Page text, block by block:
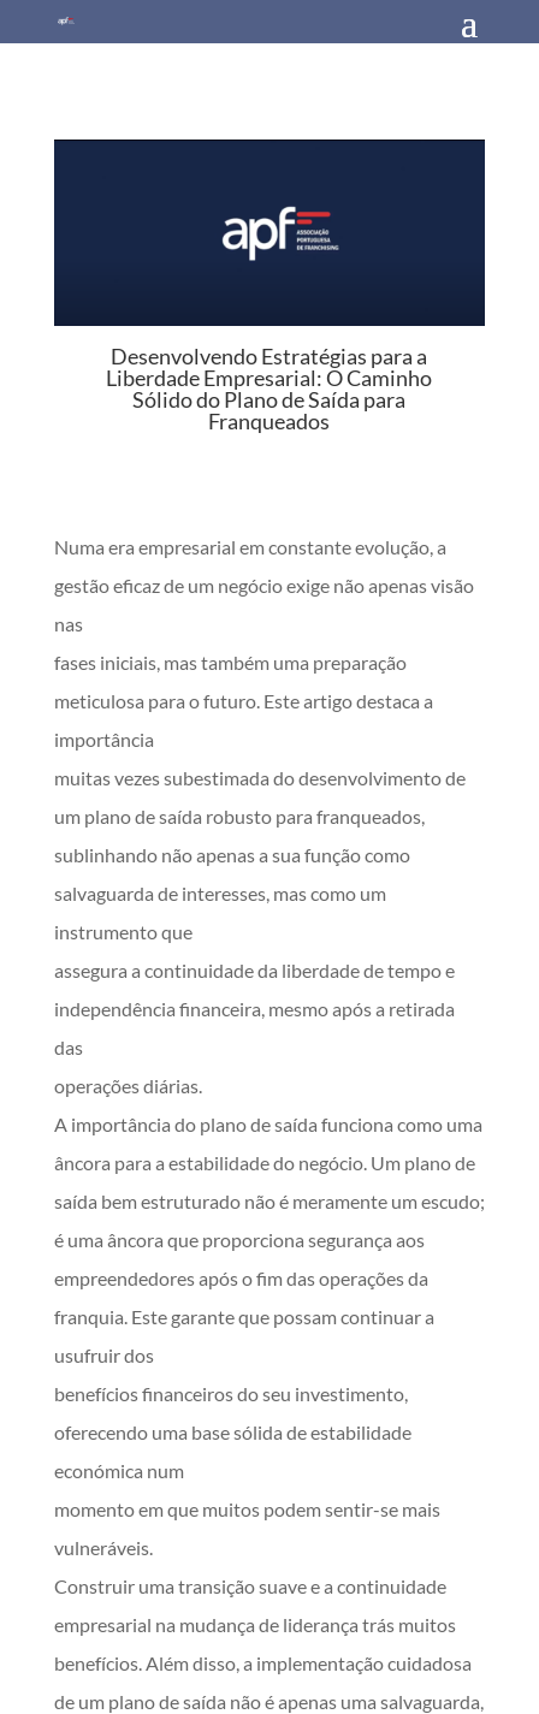
Desenvolvendo Estratégias para a
Liberdade Empresarial: O Caminho
Sólido do Plano de Saída para
Franqueados
Numa era empresarial em constante evolução, a
gestão eficaz de um negócio exige não apenas visão
nas
fases iniciais, mas também uma preparação
meticulosa para o futuro. Este artigo destaca a
importância
muitas vezes subestimada do desenvolvimento de
um plano de saída robusto para franqueados,
sublinhando não apenas a sua função como
salvaguarda de interesses, mas como um
instrumento que
assegura a continuidade da liberdade de tempo e
independência financeira, mesmo após a retirada
das
operações diárias.
A importância do plano de saída funciona como uma
âncora para a estabilidade do negócio. Um plano de
saída bem estruturado não é meramente um escudo;
é uma âncora que proporciona segurança aos
empreendedores após o fim das operações da
franquia. Este garante que possam continuar a
usufruir dos
benefícios financeiros do seu investimento,
oferecendo uma base sólida de estabilidade
económica num
momento em que muitos podem sentir-se mais
vulneráveis.
Construir uma transição suave e a continuidade
empresarial na mudança de liderança trás muitos
benefícios. Além disso, a implementação cuidadosa
de um plano de saída não é apenas uma salvaguarda,